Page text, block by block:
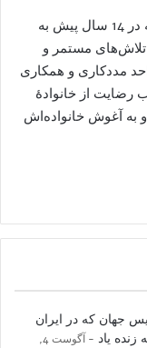
رئیس زندان ایرانشهر گفت: زندانی مذکور که در 14 سال پیش به
تلاش‌های مستمر و
مددکاری و همکاری
از خانوادۀ
به آغوش خانواده‌اش
جهان که در ایران
یاد
آگوست 4,